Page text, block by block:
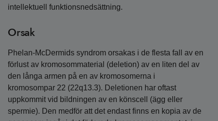
intellektuell funktionsnedsättning.
Orsak
Phelan‑McDermids syndrom orsakas i de flesta fall av en
förlust av kromosommaterial (deletion) av en liten del av
den långa armen på en av kromosomerna i
kromosompar 22 (22q13.3). Deletionen har oftast
uppkommit vid bildningen av en könscell (ägg eller
spermie). Den medför att det endast finns en kopia av de